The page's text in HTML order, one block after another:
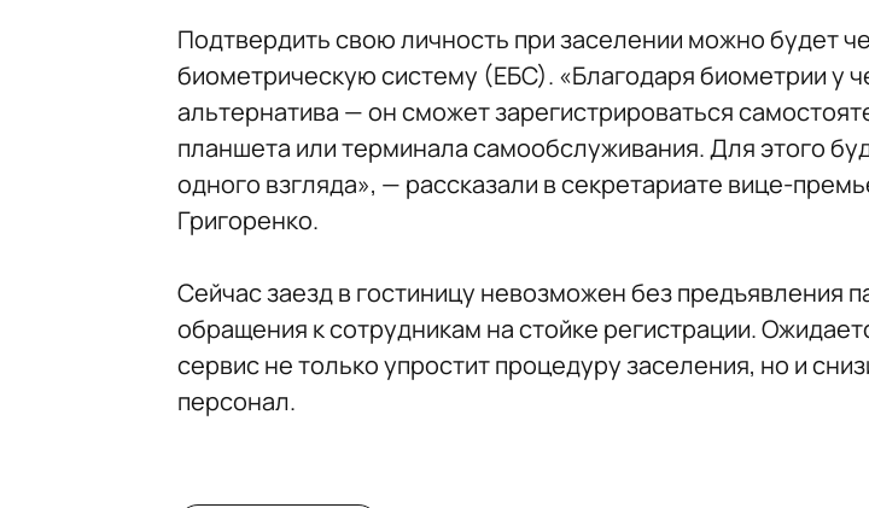
Подтвердить свою личность при заселении можно будет
биометрическую систему (ЕБС). «Благодаря биометрии у
альтернатива — он cможет зарегистрироваться
планшета или терминала самообслуживания. Для этого
одного взгляда», — рассказали в секретариате вице-
Григоренко.
Сейчас заезд в гостиницу невозможен без предъявления
обращения к сотрудникам на стойке регистрации.
сервис не только упростит процедуру заселения, но и
персонал.